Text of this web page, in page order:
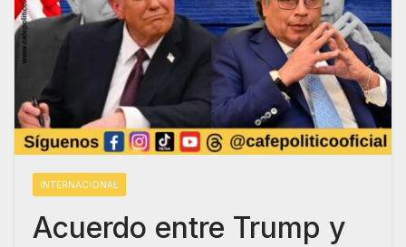
INTERNACIONAL
Acuerdo entre Trump y